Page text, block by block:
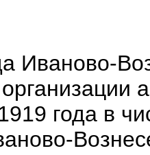
Иваново-
года в